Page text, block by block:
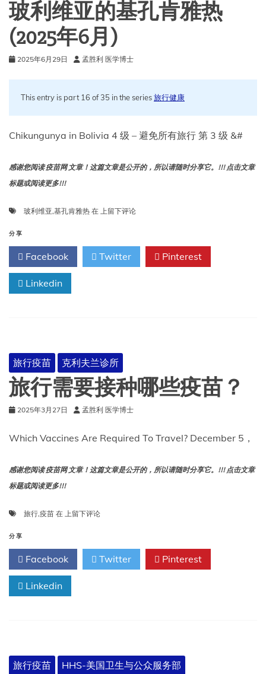
效
玻利维亚的基孔肯雅热
(2025年6月)
2025年6月29日 孟胜利 医学博士
This entry is part 16 of 35 in the series旅行健康
Chikungunya in Bolivia 4 级 – 避免所有旅行 第 3 级 &#
感谢您阅读 疫苗网 文章！这篇文章是公开的，所以请随时分享它。!!! 点击文章
标题或阅读更多!!!
玻利维亚,基孔肯雅热 在 玻
亚
的
基
6
月)
上留下评论
分享
Facebook Twitter Pinterest
Linkedin
旅行疫苗 克利夫兰诊所
旅行需要接种哪些疫苗？
2025年3月27日 孟胜利 医学博士
Which Vaccines Are Required To Travel? December 5，
感谢您阅读 疫苗网 文章！这篇文章是公开的，所以请随时分享它。!!! 点击文章
标题或阅读更多!!!
旅行,疫苗 在 旅
要
接
种
些
上留下评论
分享
Facebook Twitter Pinterest
Linkedin
旅行疫苗 HHS-美国卫生与公众服务部